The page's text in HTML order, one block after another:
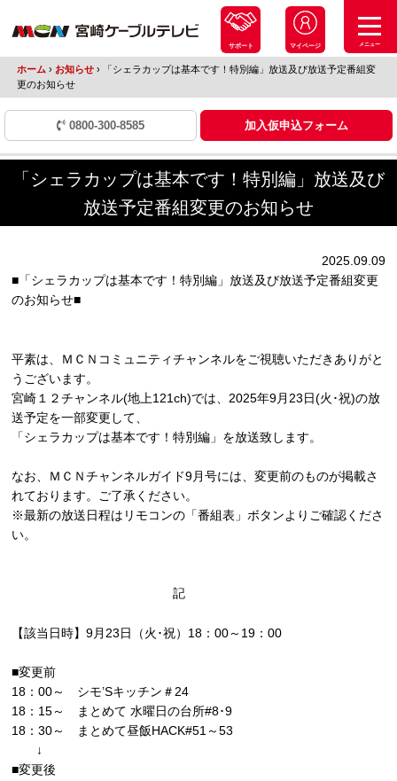
サポート マイページ メニュー
ホーム › お知らせ ›「シェラカップは基本です！特別編」放送及び放送予定番組変
更のお知らせ
0800-300-8585 加入仮申込フォーム
「シェラカップは基本です！特別編」放送及び
放送予定番組変更のお知らせ
2025.09.09
■「シェラカップは基本です！特別編」放送及び放送予定番組変更
のお知らせ■
平素は、ＭＣＮコミュニティチャンネルをご視聴いただきありがと
うございます。
宮崎１２チャンネル(地上121ch)では、2025年9月23日(火･祝)の放
送予定を一部変更して、
「シェラカップは基本です！特別編」を放送致します。
なお、ＭＣＮチャンネルガイド9月号には、変更前のものが掲載さ
れております。ご了承ください。
※最新の放送日程はリモコンの「番組表」ボタンよりご確認くださ
い。
記
【該当日時】9月23日（火･祝）18：00～19：00
■変更前
18：00～ シモ’Sキッチン＃24
18：15～ まとめて 水曜日の台所#8･9
18：30～ まとめて昼飯HACK#51～53
↓
■変更後